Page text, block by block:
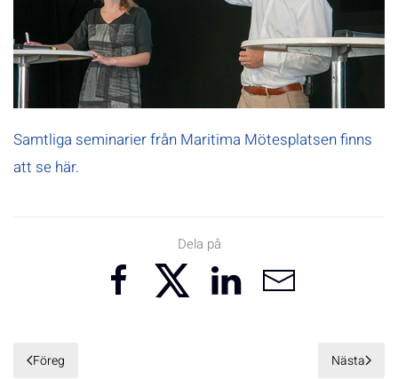
Samtliga seminarier från Maritima Mötesplatsen finns
att se här.
Dela på
Föreg Nästa